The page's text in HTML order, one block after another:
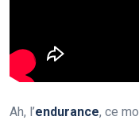
Ah, l’endurance, ce